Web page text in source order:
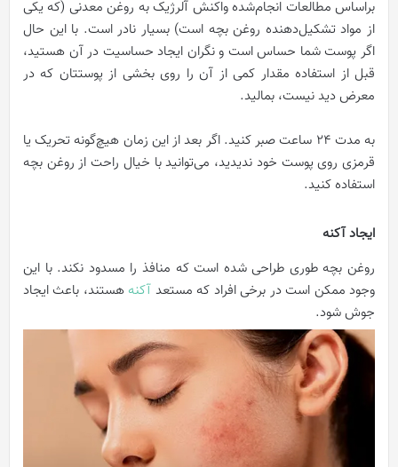
براساس مطالعات انجام‌شده واکنش آلرژیک به روغن معدنی (که یکی
از مواد تشکیل‌دهنده روغن بچه است) بسیار نادر است. با این حال
اگر پوست شما حساس است و نگران ایجاد حساسیت در آن هستید،
قبل از استفاده مقدار کمی از آن را روی بخشی از پوستتان که در
معرض دید نیست، بمالید.
به مدت 24 ساعت صبر کنید. اگر بعد از این زمان هیچ‌گونه تحریک یا
قرمزی روی پوست خود ندیدید، می‌توانید با خیال راحت از روغن بچه
استفاده کنید.
ایجاد آکنه
روغن بچه طوری طراحی شده است که منافذ را مسدود نکند. با این
وجود ممکن است در برخی افراد که مستعد آکنه هستند، باعث ایجاد
جوش شود.